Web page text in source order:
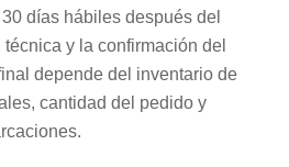
días hábiles después del
y la confirmación del
depende del inventario de
cantidad del pedido y